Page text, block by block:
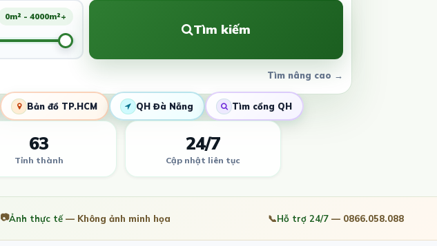
0m² - 4000m²+
Tìm kiếm
Tìm nâng cao →
Bản đồ TP.HCM QH Đà Nẵng Tìm cổng QH
63
Tỉnh thành
24/7
Cập nhật liên tục
📷Ảnh thực tế— Không ảnh minh họa 📞Hỗ trợ 24/7 — 0866.058.088